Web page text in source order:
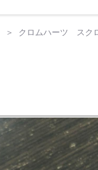
クロムハーツ スク